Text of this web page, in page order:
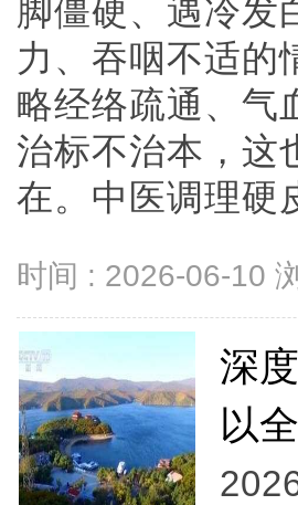
脚僵硬、遇冷发
力、吞咽不适的
略经络疏通、气
治标不治本，这
在。中医调理硬
时间 : 2026-06-10
深
以